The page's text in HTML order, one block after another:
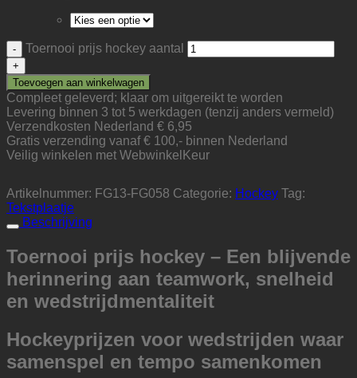
Toernooi prijs hockey aantal
Toevoegen aan winkelwagen
Compleet geleverd; klaar om uitgereikt te worden
Levering binnen 3 tot 5 werkdagen (tenzij anders vermeld)
Verzendkosten Nederland € 6,95
Gratis verzending vanaf € 100,- binnen Nederland
Veilig winkelen met WebwinkelKeur
Artikelnummer: FG13-FG058 Categorie: Hockey Tag:
Tekstplaatje
Beschrijving
Toernooi prijs hockey – Een blijvende
herinnering aan teamwork, snelheid
en wedstrijdmentaliteit
Hockeyprijzen voor wedstrijden waar
samenspel en tempo samenkomen